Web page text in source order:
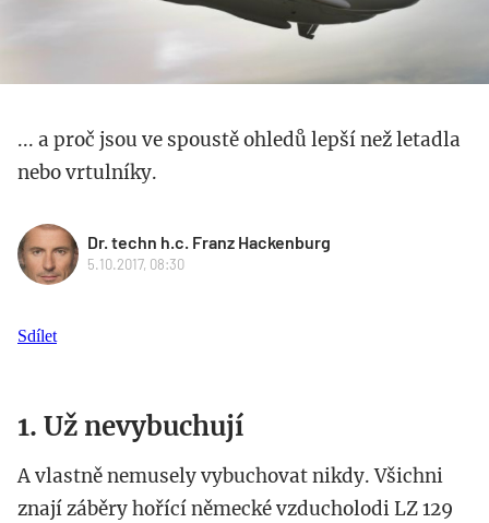
... a proč jsou ve spoustě ohledů lepší než letadla
nebo vrtulníky.
Dr. techn h.c. Franz Hackenburg
5.10.2017, 08:30
Sdílet
1. Už nevybuchují
A vlastně nemusely vybuchovat nikdy. Všichni
znají záběry hořící německé vzducholodi LZ 129